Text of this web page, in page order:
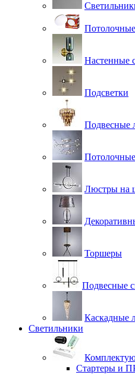
Настенные
Подсветки
Подвесные
Люстры на
Торшеры
Подвесные
Каскадные
Светильники
Стартеры и